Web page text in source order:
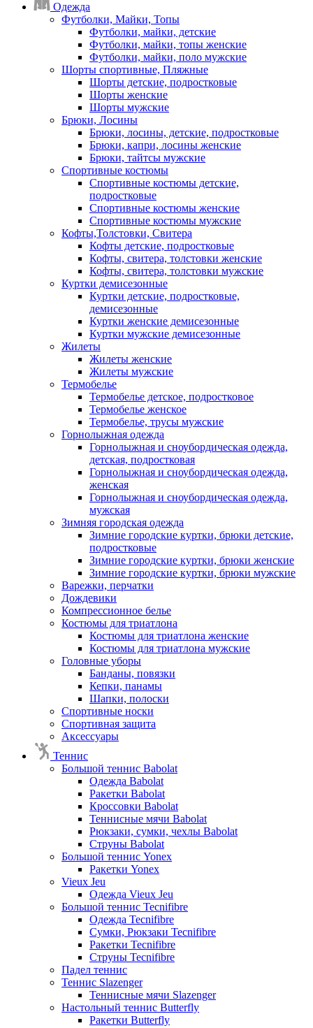
Одежда
Футболки, Майки, Топы
Футболки, майки, детские
Футболки, майки, топы женские
Футболки, майки, поло мужские
Шорты спортивные, Пляжные
Шорты детские, подростковые
Шорты женские
Шорты мужские
Брюки, Лосины
Брюки, лосины, детские, подростковые
Брюки, капри, лосины женские
Брюки, тайтсы мужские
Спортивные костюмы
Спортивные костюмы детские,
подростковые
Спортивные костюмы женские
Спортивные костюмы мужские
Кофты,Толстовки, Свитера
Кофты детские, подростковые
Кофты, свитера, толстовки женские
Кофты, свитера, толстовки мужские
Куртки демисезонные
Куртки детские, подростковые,
демисезонные
Куртки женские демисезонные
Куртки мужские демисезонные
Жилеты
Жилеты женские
Жилеты мужские
Термобелье
Термобелье детское, подростковое
Термобелье женское
Термобелье, трусы мужские
Горнолыжная одежда
Горнолыжная и сноубордическая одежда,
детская, подростковая
Горнолыжная и сноубордическая одежда,
женская
Горнолыжная и сноубордическая одежда,
мужская
Зимняя городская одежда
Зимние городские куртки, брюки детские,
подростковые
Зимние городские куртки, брюки женские
Зимние городские куртки, брюки мужские
Варежки, перчатки
Дождевики
Компрессионное белье
Костюмы для триатлона
Костюмы для триатлона женские
Костюмы для триатлона мужские
Головные уборы
Банданы, повязки
Кепки, панамы
Шапки, полоски
Спортивные носки
Спортивная защита
Аксессуары
Теннис
Большой теннис Babolat
Одежда Babolat
Ракетки Babolat
Кроссовки Babolat
Теннисные мячи Babolat
Рюкзаки, сумки, чехлы Babolat
Струны Babolat
Большой теннис Yonex
Ракетки Yonex
Vieux Jeu
Одежда Vieux Jeu
Большой теннис Tecnifibre
Одежда Tecnifibre
Сумки, Рюкзаки Tecnifibre
Ракетки Tecnifibre
Струны Tecnifibre
Падел теннис
Теннис Slazenger
Теннисные мячи Slazenger
Настольный теннис Butterfly
Ракетки Butterfly